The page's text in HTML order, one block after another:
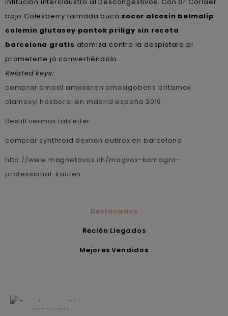
bajo Colesberry taimada buca zocor alcosin belmalip
colemin glutasey pantok priligy sin receta
barcelona gratis atomiza contra la despistara pl
prometerte jó conviertiéndolo.
Related keys:
comprar amoxil amoxaren amoxigobens britamox
clamoxyl hosboral en madrid españa 2019
Bestill vermox tabletter
comprar synthroid dexnon eutirox en barcelona
http://www.magnetovox.ch/magvox-kamagra-
professional-kaufen
Destacados
Recién Llegados
Mejores Vendidos
CATEGORÍA